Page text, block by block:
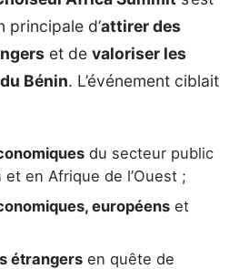
principale d’attirer des
et de valoriser les
Bénin. L’événement ciblait
du secteur public
en Afrique de l’Ouest ;
européens et
étrangers en quête de